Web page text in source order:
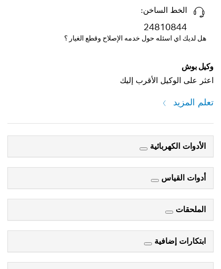
الخط الساخن:
24810844
هل لديك اي اسئله حول خدمه الإصلاح وقطع الغيار ؟
وكيل بوش
اعثر على الوكيل الأقرب إليك
تعلم المزيد
الأدوات الكهربائية
أدوات القياس
الملحقات
ابتكارات إضافية